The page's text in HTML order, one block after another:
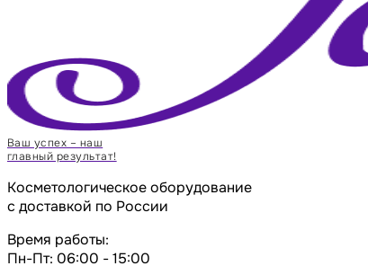
Ваш успех – наш
главный результат!
Косметологическое оборудование
с доставкой по России
Время работы:
Пн-Пт: 06:00 - 15:00